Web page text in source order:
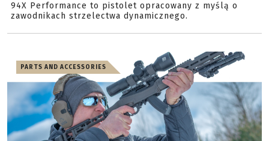
94X Performance to pistolet opracowany z myślą o
zawodnikach strzelectwa dynamicznego.
PARTS AND ACCESSORIES